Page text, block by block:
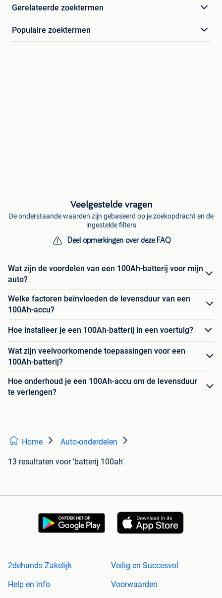
Gerelateerde zoektermen
Populaire zoektermen
Veelgestelde vragen
De onderstaande waarden zijn gebaseerd op je zoekopdracht en de
ingestelde filters
Deel opmerkingen over deze FAQ
Wat zijn de voordelen van een 100Ah-batterij voor mijn
auto?
Welke factoren beïnvloeden de levensduur van een
100Ah-accu?
Hoe installeer je een 100Ah-batterij in een voertuig?
Wat zijn veelvoorkomende toepassingen voor een
100Ah-batterij?
Hoe onderhoud je een 100Ah-accu om de levensduur
te verlengen?
Home Auto-onderdelen
13 resultaten voor 'batterij 100ah'
2dehands Zakelijk
Veilig en Succesvol
Help en info
Voorwaarden